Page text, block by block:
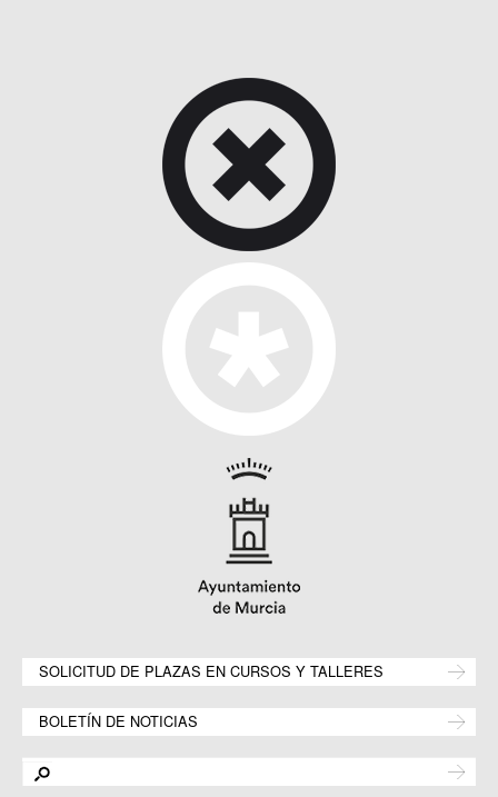
SOLICITUD DE PLAZAS EN CURSOS Y TALLERES
BOLETÍN DE NOTICIAS